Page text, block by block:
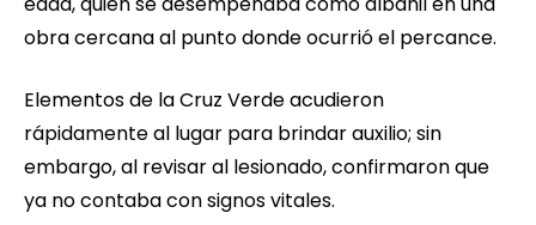
obra cercana al punto donde ocurrió el percance.
Elementos de la Cruz Verde acudieron
rápidamente al lugar para brindar auxilio; sin
embargo, al revisar al lesionado, confirmaron que
ya no contaba con signos vitales.